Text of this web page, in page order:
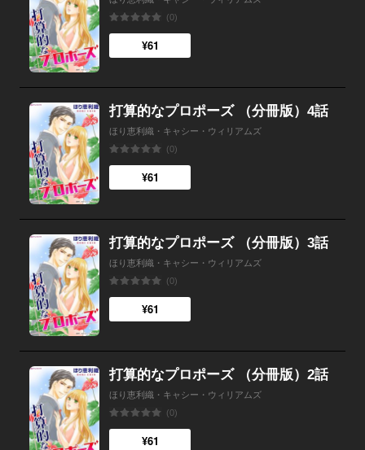
(0)
¥61
打算的なプロポーズ （分冊版）4話
ほり恵利織・キャシー・ウィリアムズ
(0)
¥61
打算的なプロポーズ （分冊版）3話
ほり恵利織・キャシー・ウィリアムズ
(0)
¥61
打算的なプロポーズ （分冊版）2話
ほり恵利織・キャシー・ウィリアムズ
(0)
¥61